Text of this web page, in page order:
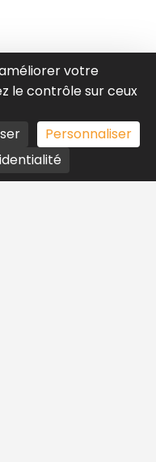
votre
le contrôle sur ceux
Personnaliser